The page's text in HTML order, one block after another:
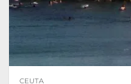
CEUTA